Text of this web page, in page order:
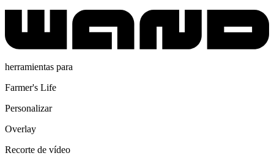
herramientas para
Farmer's Life
Personalizar
Overlay
Recorte de vídeo